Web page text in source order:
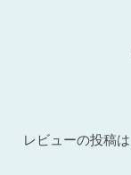
レビューの投稿